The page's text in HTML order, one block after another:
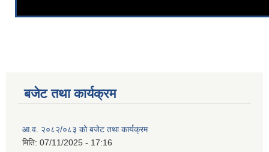
बजेट तथा कार्यक्रम
आ.व. २०८२/०८३ को बजेट तथा कार्यक्रम
मिति: 07/11/2025 - 17:16